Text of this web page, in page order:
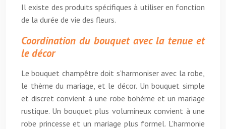
Il existe des produits spécifiques à utiliser en fonction
de la durée de vie des fleurs.
Coordination du bouquet avec la tenue et
le décor
Le bouquet champêtre doit s’harmoniser avec la robe,
le thème du mariage, et le décor. Un bouquet simple
et discret convient à une robe bohème et un mariage
rustique. Un bouquet plus volumineux convient à une
robe princesse et un mariage plus formel. L’harmonie